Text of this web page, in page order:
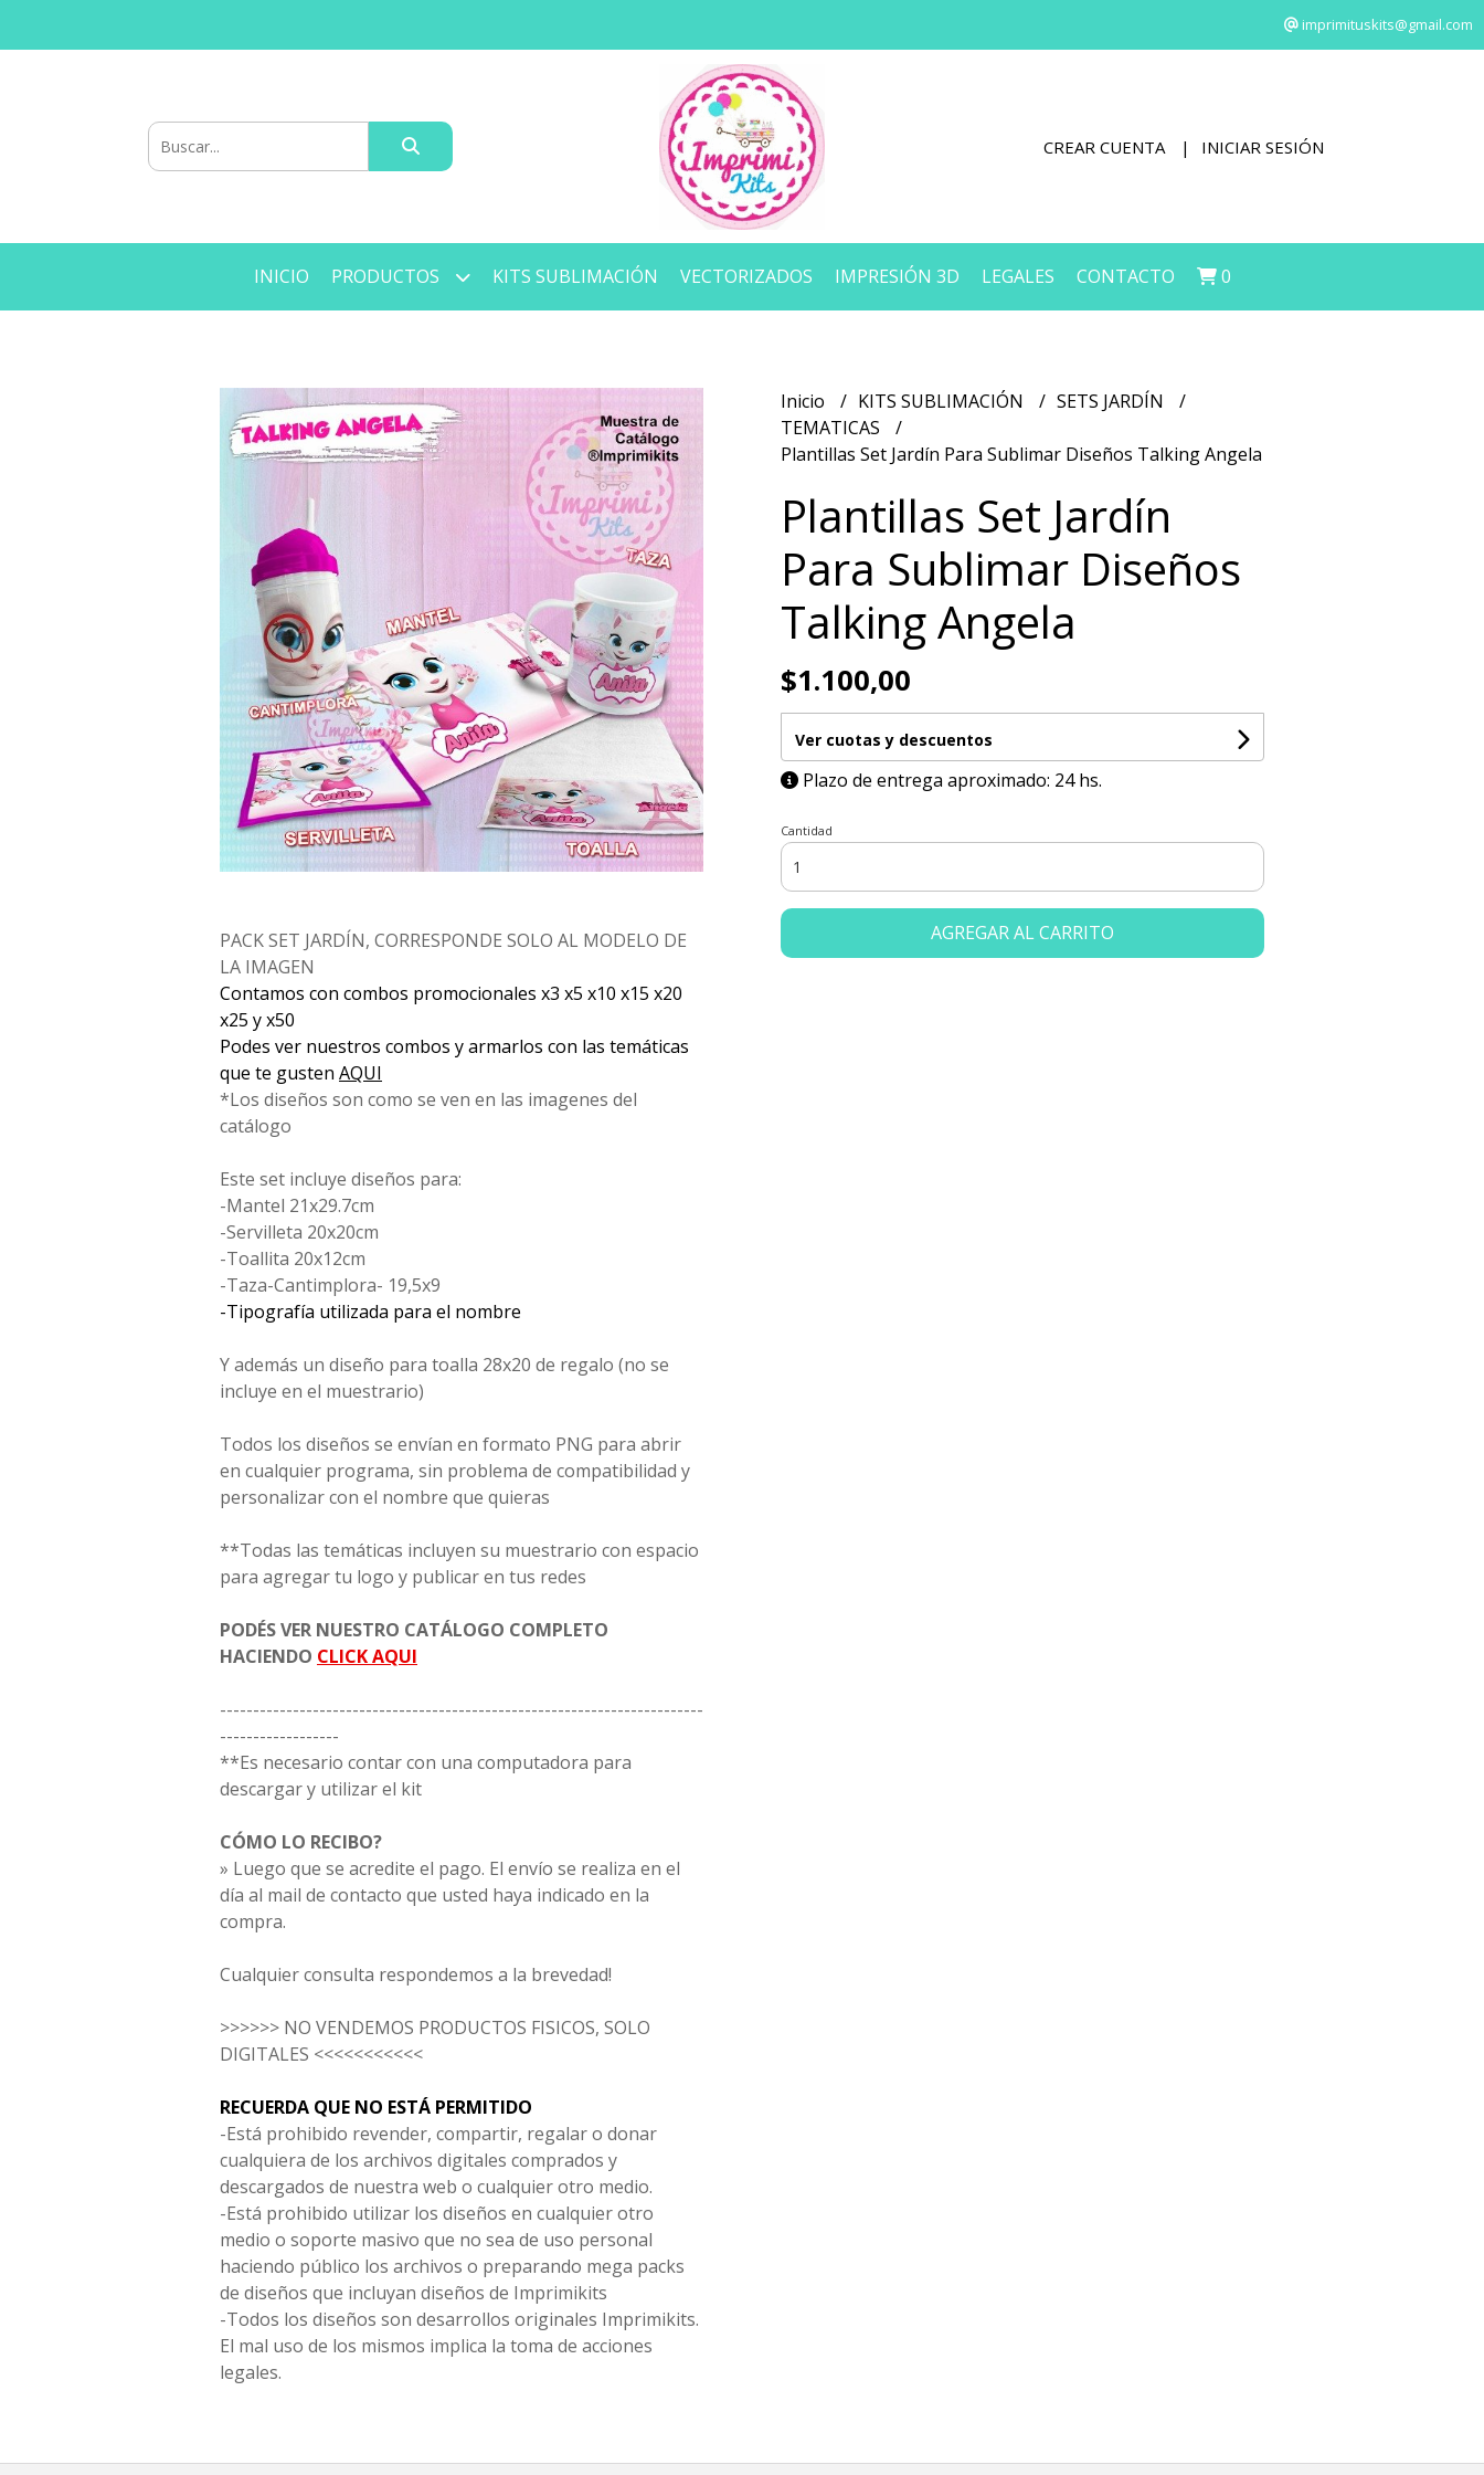
imprimituskits@gmail.com
CREAR CUENTA INICIAR SESIÓN
INICIO PRODUCTOS KITS SUBLIMACIÓN VECTORIZADOS IMPRESIÓN 3D LEGALES CONTACTO 0
PACK SET JARDÍN, CORRESPONDE SOLO AL MODELO DE
LA IMAGEN
Contamos con combos promocionales x3 x5 x10 x15 x20
x25 y x50
Podes ver nuestros combos y armarlos con las temáticas
que te gusten AQUI
*Los diseños son como se ven en las imagenes del
catálogo
Este set incluye diseños para:
-Mantel 21x29.7cm
-Servilleta 20x20cm
-Toallita 20x12cm
-Taza-Cantimplora- 19,5x9
-Tipografía utilizada para el nombre
Y además un diseño para toalla 28x20 de regalo (no se
incluye en el muestrario)
Todos los diseños se envían en formato PNG para abrir
en cualquier programa, sin problema de compatibilidad y
personalizar con el nombre que quieras
**Todas las temáticas incluyen su muestrario con espacio
para agregar tu logo y publicar en tus redes
PODÉS VER NUESTRO CATÁLOGO COMPLETO
HACIENDO CLICK AQUI
-------------------------------------------------------------------------
------------------
**Es necesario contar con una computadora para
descargar y utilizar el kit
CÓMO LO RECIBO?
» Luego que se acredite el pago. El envío se realiza en el
día al mail de contacto que usted haya indicado en la
compra.
Cualquier consulta respondemos a la brevedad!
>>>>>> NO VENDEMOS PRODUCTOS FISICOS, SOLO
DIGITALES <<<<<<<<<<<
RECUERDA QUE NO ESTÁ PERMITIDO
-Está prohibido revender, compartir, regalar o donar
cualquiera de los archivos digitales comprados y
descargados de nuestra web o cualquier otro medio.
-Está prohibido utilizar los diseños en cualquier otro
medio o soporte masivo que no sea de uso personal
haciendo público los archivos o preparando mega packs
de diseños que incluyan diseños de Imprimikits
-Todos los diseños son desarrollos originales Imprimikits.
El mal uso de los mismos implica la toma de acciones
legales.
Inicio KITS SUBLIMACIÓN
SETS JARDÍN
TEMATICAS
Plantillas Set Jardín Para Sublimar Diseños Talking Angela
Plantillas Set Jardín
Para Sublimar Diseños
Talking Angela
$1.100,00
Ver cuotas y descuentos
Plazo de entrega aproximado: 24 hs.
Cantidad
AGREGAR AL CARRITO